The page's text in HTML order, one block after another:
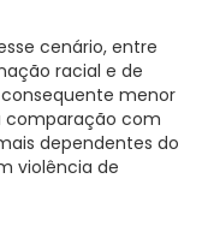
cenário, entre
racial e de
menor
comparação com
dependentes do
violência de